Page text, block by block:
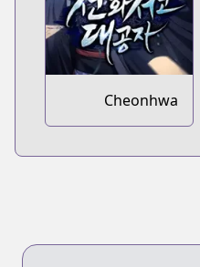
Cheonhwa
Archive's Young